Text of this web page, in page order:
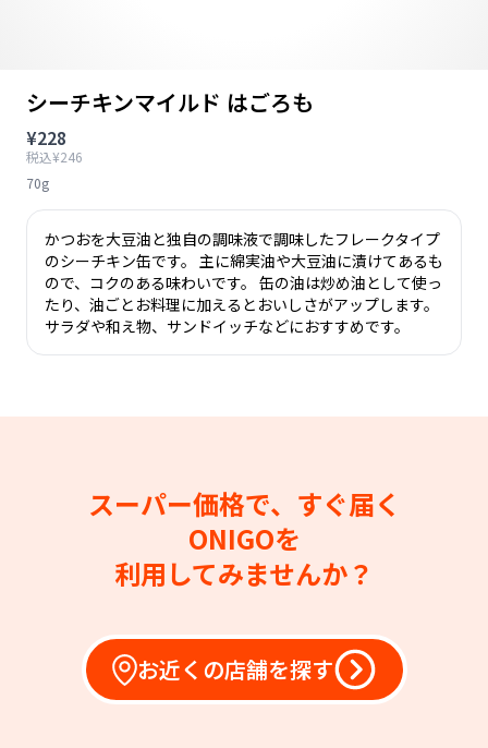
シーチキンマイルド はごろも
¥228
税込¥246
70g
かつおを大豆油と独自の調味液で調味したフレークタイプ
のシーチキン缶です。 主に綿実油や大豆油に漬けてあるも
ので、コクのある味わいです。 缶の油は炒め油として使っ
たり、油ごとお料理に加えるとおいしさがアップします。
サラダや和え物、サンドイッチなどにおすすめです。
スーパー価格で、すぐ届く
ONIGOを
利用してみませんか？
お近くの店舗を探す